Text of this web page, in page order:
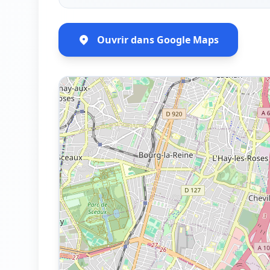
Ouvrir dans Google Maps